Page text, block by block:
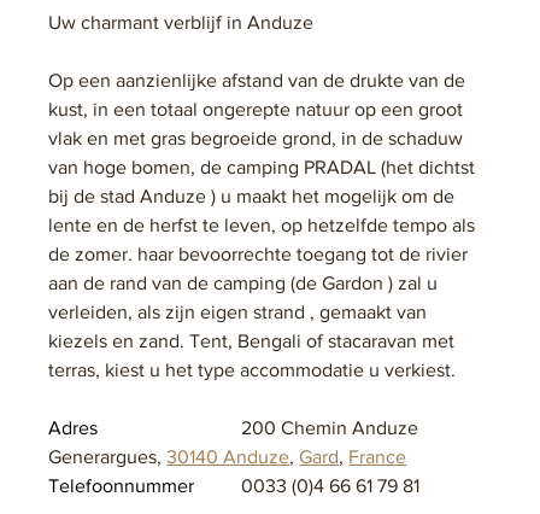
Uw charmant verblijf in Anduze
Op een aanzienlijke afstand van de drukte van de
kust, in een totaal ongerepte natuur op een groot
vlak en met gras begroeide grond, in de schaduw
van hoge bomen, de camping PRADAL (het dichtst
bij de stad Anduze ) u maakt het mogelijk om de
lente en de herfst te leven, op hetzelfde tempo als
de zomer. haar bevoorrechte toegang tot de rivier
aan de rand van de camping (de Gardon ) zal u
verleiden, als zijn eigen strand , gemaakt van
kiezels en zand. Tent, Bengali of stacaravan met
terras, kiest u het type accommodatie u verkiest.
200 Chemin Anduze
Generargues, 30140 Anduze, Gard, France
Telefoonnummer 0033 (0)4 66 61 79 81